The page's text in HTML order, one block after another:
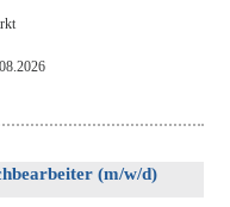
(m/w/d)